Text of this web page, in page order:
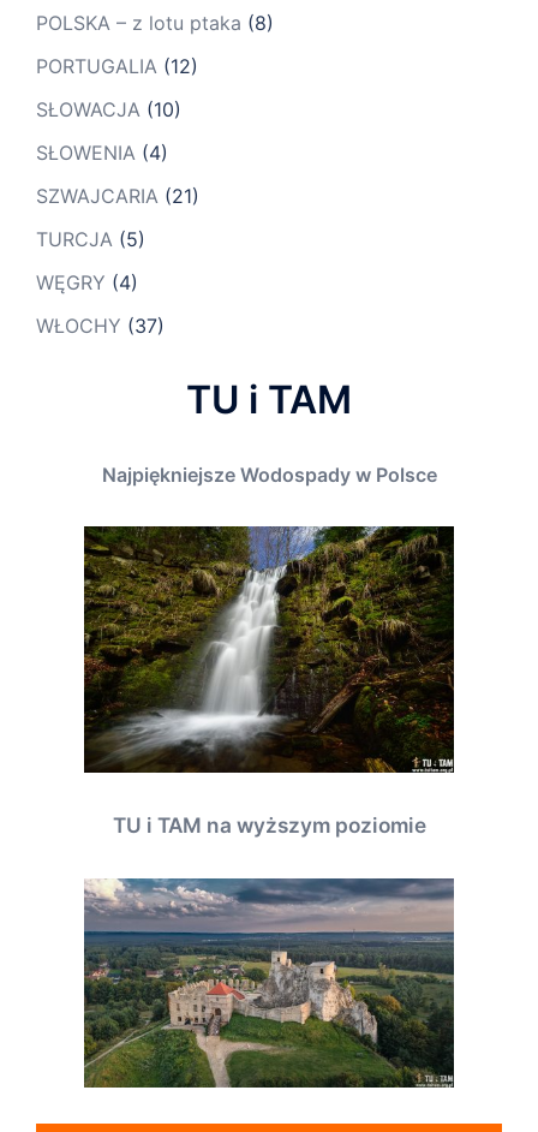
POLSKA – z lotu ptaka (8)
PORTUGALIA (12)
SŁOWACJA (10)
SŁOWENIA (4)
SZWAJCARIA (21)
TURCJA (5)
WĘGRY (4)
WŁOCHY (37)
TU i TAM
Najpiękniejsze Wodospady w Polsce
TU i TAM na wyższym poziomie